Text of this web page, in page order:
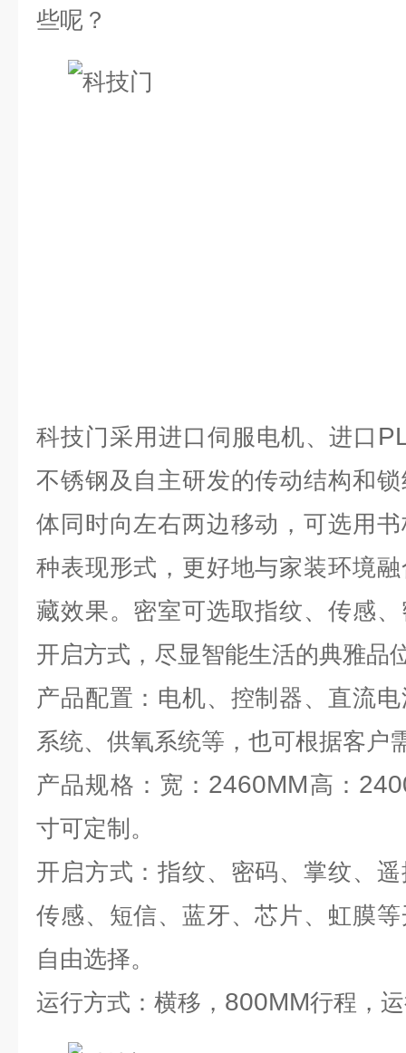
些呢？
科技门采用进口伺服电机、进口
不锈钢及自主研发的传动结构和
体同时向左右两边移动，可选用
种表现形式，更好地与家装环境
藏效果。密室可选取指纹、传感
开启方式，尽显智能生活的典雅品
产品配置：电机、控制器、直流
系统、供氧系统等，也可根据客户
产品规格：宽： 2460MM高：
寸可定制。
开启方式：指纹、密码、掌纹、
传感、短信、蓝牙、芯片、虹膜
自由选择。
运行方式：横移， 800MM行程，